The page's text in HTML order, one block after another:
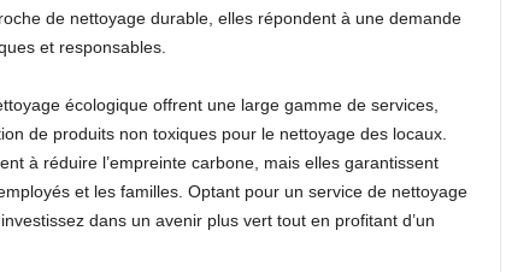
de nettoyage durable, elles répondent à une demande
et responsables.
écologique offrent une large gamme de services,
de produits non toxiques pour le nettoyage des locaux.
à réduire l’empreinte carbone, mais elles garantissent
et les familles. Optant pour un service de nettoyage
dans un avenir plus vert tout en profitant d’un